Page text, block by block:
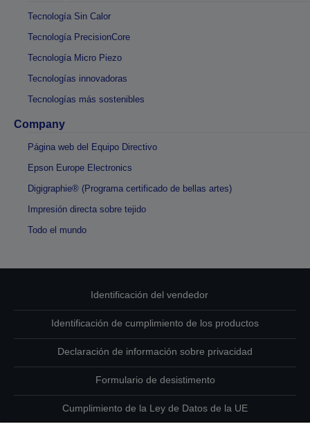
Tecnología Sin Calor
Tecnología PrecisionCore
Tecnología Micro Piezo
Tecnologías innovadoras
Tecnologías más sostenibles
Company
Página web del Equipo Directivo
Epson Europe Electronics
Digigraphie® (Programa certificado de bellas artes)
Impresión directa sobre tejido
Todo el mundo
Identificación del vendedor
Identificación de cumplimiento de los productos
Declaración de información sobre privacidad
Formulario de desistimento
Cumplimiento de la Ley de Datos de la UE